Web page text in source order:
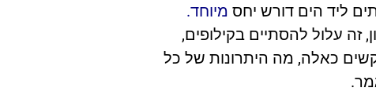
ליד הים דורש יחס מיוחד.
זה עלול להסתיים בקילופים,
כאלה, מה היתרונות של כל